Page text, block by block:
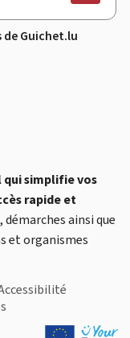
Guichet.lu
simplifie vos
rapide et
ainsi que
et organismes